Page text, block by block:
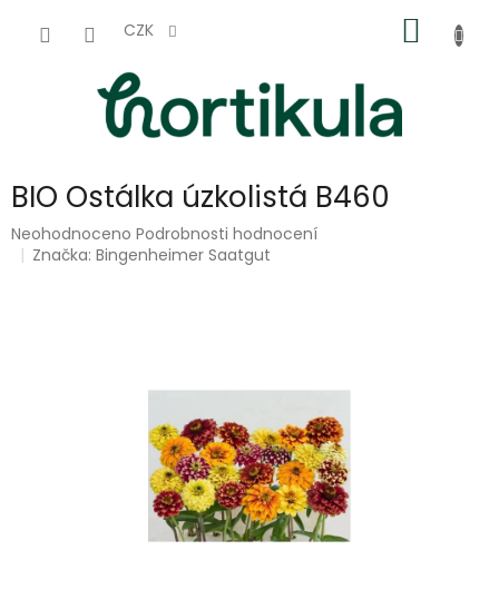
CZK
KOŠÍK
BIO Ostálka úzkolistá B460
Průměrné
hodnocení
Neohodnoceno Podrobnosti hodnocení
Značka:Bingenheimer Saatgut